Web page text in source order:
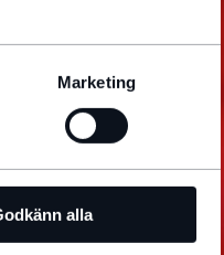
Marketing
alla